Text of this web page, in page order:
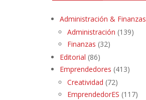
Administración & Finanzas
Administración (139)
Finanzas (32)
Editorial (86)
Emprendedores (413)
Creatividad (72)
EmprendedorES (117)